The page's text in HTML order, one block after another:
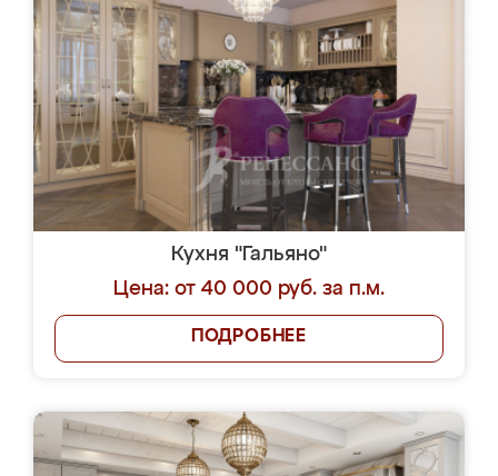
Кухня "Гальяно"
Цена: от 40 000 руб. за п.м.
ПОДРОБНЕЕ